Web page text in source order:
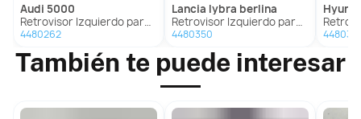
audi 5000
Retrovisor Izquierdo para Audi 5000
4480262
lancia lybra berlina
Retrovisor Izquierdo para Lancia Lybra Berlina
4480350
Retrovisor
También te puede interesar